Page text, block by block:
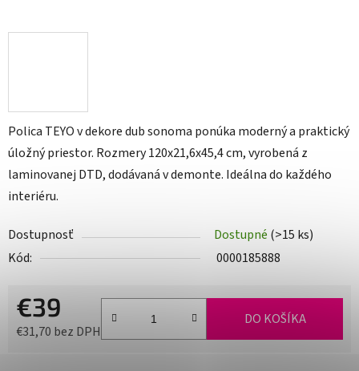
Polica TEYO v dekore dub sonoma ponúka moderný a praktický
úložný priestor. Rozmery 120x21,6x45,4 cm, vyrobená z
laminovanej DTD, dodávaná v demonte. Ideálna do každého
interiéru.
Dostupnosť Dostupné (>15 ks)
Kód:
0000185888
€39
€31,70 bez DPH
DO KOŠÍKA